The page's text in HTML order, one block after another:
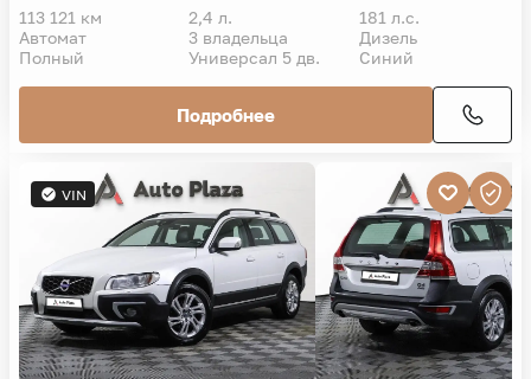
113 121 км 2,4 л.
181 л.с.
Автомат
3 владельца
Дизель
Полный
Универсал 5 дв. Синий
Подробнее
VIN